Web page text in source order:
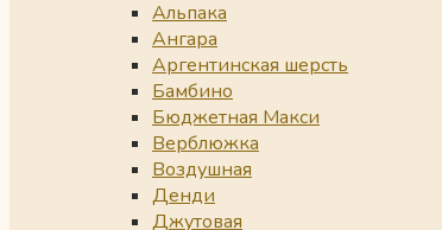
Альпака
Ангара
Аргентинская шерсть
Бамбино
Бюджетная Макси
Верблюжка
Воздушная
Денди
Джутовая